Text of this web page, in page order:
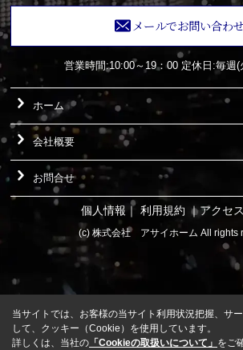
メールでお問い合わ
営業時間:10:00～19：00 定休日:毎週(
ホーム
会社概要
お問合せ
個人情報 ｜ 利用規約 ｜アクセ
(c) 株式会社 アサイホーム All rights
当サイトでは、お客様の当サイト利用状況把握、サ
して、クッキー（Cookie）を使用しています。
詳しくは、当社の 「Cookieの取扱いについて」 をご